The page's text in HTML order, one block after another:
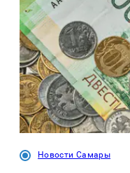
Новости Самары